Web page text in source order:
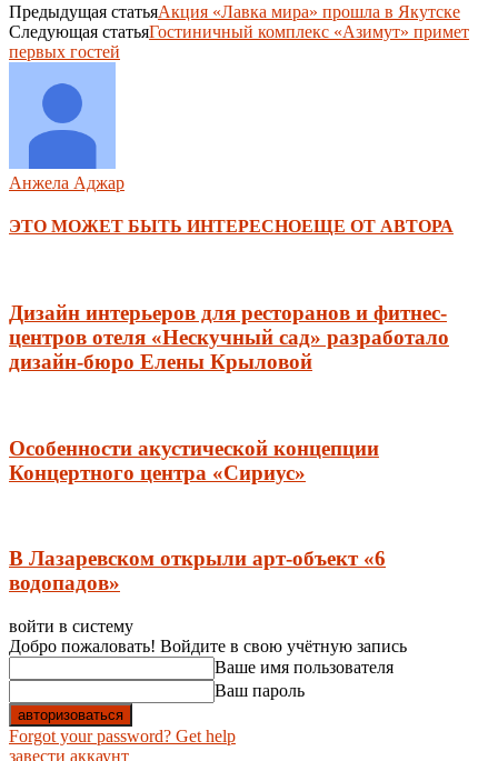
Предыдущая статьяАкция «Лавка мира» прошла в Якутске
Следующая статьяГостиничный комплекс «Азимут» примет
первых гостей
Анжела Аджар
ЭТО МОЖЕТ БЫТЬ ИНТЕРЕСНОЕЩЕ ОТ АВТОРА
Дизайн интерьеров для ресторанов и фитнес-
центров отеля «Нескучный сад» разработало
дизайн-бюро Елены Крыловой
Особенности акустической концепции
Концертного центра «Сириус»
В Лазаревском открыли арт-объект «6
водопадов»
войти в систему
Добро пожаловать! Войдите в свою учётную запись
Ваше имя пользователя
Ваш пароль
Forgot your password? Get help
завести аккаунт